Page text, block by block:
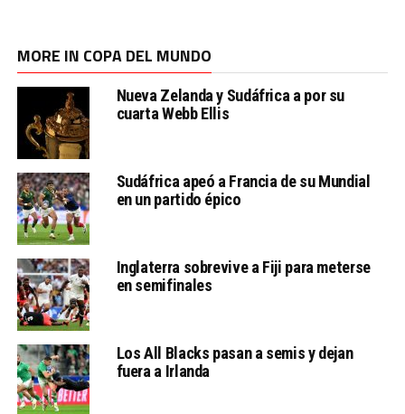
MORE IN COPA DEL MUNDO
Nueva Zelanda y Sudáfrica a por su
cuarta Webb Ellis
Sudáfrica apeó a Francia de su Mundial
en un partido épico
Inglaterra sobrevive a Fiji para meterse
en semifinales
Los All Blacks pasan a semis y dejan
fuera a Irlanda